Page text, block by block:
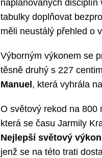
naplánovaných disciplín
tabulky doplňovat
měli neustálý přehled o
Výborným výkonem se
těsně druhý s 227
Manuel , která vyhrála
O světový rekod na 800
která se času Jarmily
Nejlepší světový
jenž se na této trati